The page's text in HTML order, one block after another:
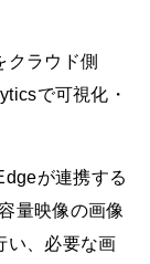
クラウド側
で可視化・
が連携する
量映像の画像
い、必要な画